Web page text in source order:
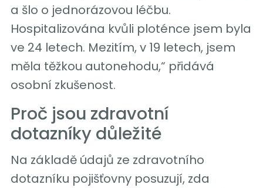
a šlo o jednorázovou léčbu.
Hospitalizována kvůli ploténce jsem byla
ve 24 letech. Mezitím, v 19 letech, jsem
měla těžkou autonehodu,“ přidává
osobní zkušenost.
Proč jsou zdravotní
dotazníky důležité
Na základě údajů ze zdravotního
dotazníku pojišťovny posuzují, zda